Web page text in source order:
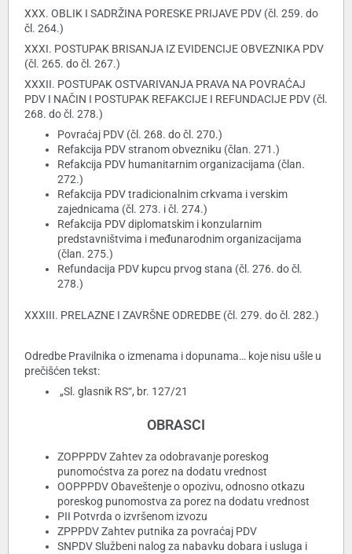
XXX. OBLIK I SADRŽINA PORESKE PRIJAVE PDV (čl. 259. do
čl. 264.)
XXXI. POSTUPAK BRISANJA IZ EVIDENCIJE OBVEZNIKA PDV
(čl. 265. do čl. 267.)
XXXII. POSTUPAK OSTVARIVANJA PRAVA NA POVRAĆAJ
PDV I NAČIN I POSTUPAK REFAKCIJE I REFUNDACIJE PDV (čl.
268. do čl. 278.)
Povraćaj PDV (čl. 268. do čl. 270.)
Refakcija PDV stranom obvezniku (član. 271.)
Refakcija PDV humanitarnim organizacijama (član.
272.)
Refakcija PDV tradicionalnim crkvama i verskim
zajednicama (čl. 273. i čl. 274.)
Refakcija PDV diplomatskim i konzularnim
predstavništvima i međunarodnim organizacijama
(član. 275.)
Refundacija PDV kupcu prvog stana (čl. 276. do čl.
278.)
XXXIII. PRELAZNE I ZAVRŠNE ODREDBE (čl. 279. do čl. 282.)
Odredbe Pravilnika o izmenama i dopunama… koje nisu ušle u
prečišćen tekst:
„Sl. glasnik RS“, br. 127/21
OBRASCI
ZOPPPDV Zahtev za odobravanje poreskog
punomoćstva za porez na dodatu vrednost
OOPPPDV Obaveštenje o opozivu, odnosno otkazu
poreskog punomostva za porez na dodatu vrednost
PII Potvrda o izvršenom izvozu
ZPPPDV Zahtev putnika za povraćaj PDV
SNPDV Službeni nalog za nabavku dobara i usluga i